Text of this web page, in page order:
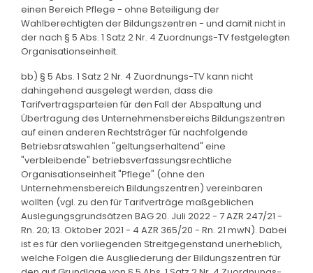
einen Bereich Pflege - ohne Beteiligung der
Wahlberechtigten der Bildungszentren - und damit nicht in
der nach § 5 Abs. 1 Satz 2 Nr. 4 Zuordnungs-TV festgelegten
Organisationseinheit.
bb) § 5 Abs. 1 Satz 2 Nr. 4 Zuordnungs-TV kann nicht
dahingehend ausgelegt werden, dass die
Tarifvertragsparteien für den Fall der Abspaltung und
Übertragung des Unternehmensbereichs Bildungszentren
auf einen anderen Rechtsträger für nachfolgende
Betriebsratswahlen "geltungserhaltend" eine
"verbleibende" betriebsverfassungsrechtliche
Organisationseinheit "Pflege" (ohne den
Unternehmensbereich Bildungszentren) vereinbaren
wollten (vgl. zu den für Tarifverträge maßgeblichen
Auslegungsgrundsätzen BAG 20. Juli 2022 - 7 AZR 247/21 -
Rn. 20; 13. Oktober 2021 - 4 AZR 365/20 - Rn. 21 mwN). Dabei
ist es für den vorliegenden Streitgegenstand unerheblich,
welche Folgen die Ausgliederung der Bildungszentren für